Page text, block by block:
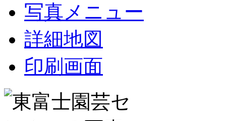
写真メニュー
詳細地図
印刷画面